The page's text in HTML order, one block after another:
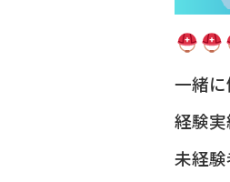
一緒
経験
未経